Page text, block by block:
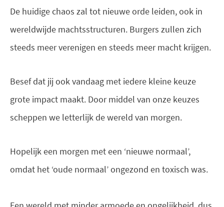
De huidige chaos zal tot nieuwe orde leiden, ook in
wereldwijde machtsstructuren. Burgers zullen zich
steeds meer verenigen en steeds meer macht krijgen.
Besef dat jij ook vandaag met iedere kleine keuze
grote impact maakt. Door middel van onze keuzes
scheppen we letterlijk de wereld van morgen.
Hopelijk een morgen met een ‘nieuwe normaal’,
omdat het ‘oude normaal’ ongezond en toxisch was.